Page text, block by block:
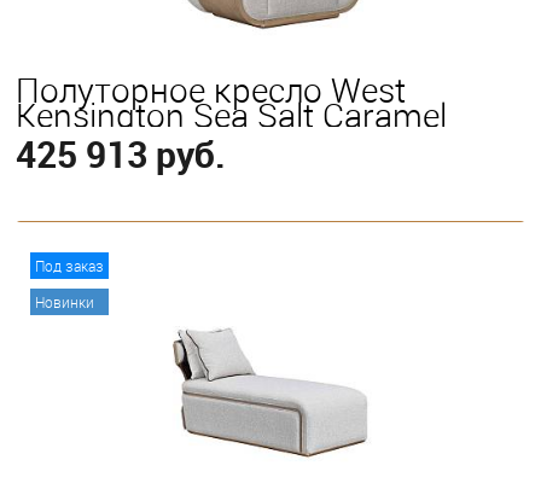
Полуторное кресло West
Kensington Sea Salt Caramel
425 913 руб.
Под заказ
Новинки